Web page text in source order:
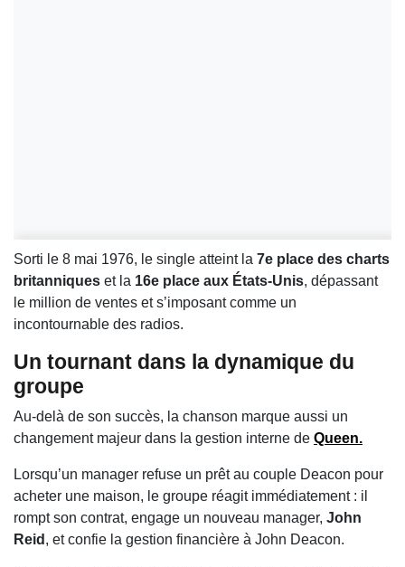
Sorti le 8 mai 1976, le single atteint la 7e place des charts
britanniques et la 16e place aux États-Unis, dépassant
le million de ventes et s’imposant comme un
incontournable des radios.
Un tournant dans la dynamique du
groupe
Au-delà de son succès, la chanson marque aussi un
changement majeur dans la gestion interne de Queen.
Lorsqu’un manager refuse un prêt au couple Deacon pour
acheter une maison, le groupe réagit immédiatement : il
rompt son contrat, engage un nouveau manager, John
Reid , et confie la gestion financière à John Deacon.